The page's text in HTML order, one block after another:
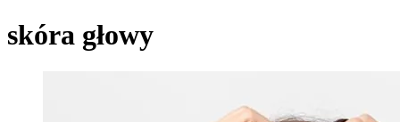
skóra głowy